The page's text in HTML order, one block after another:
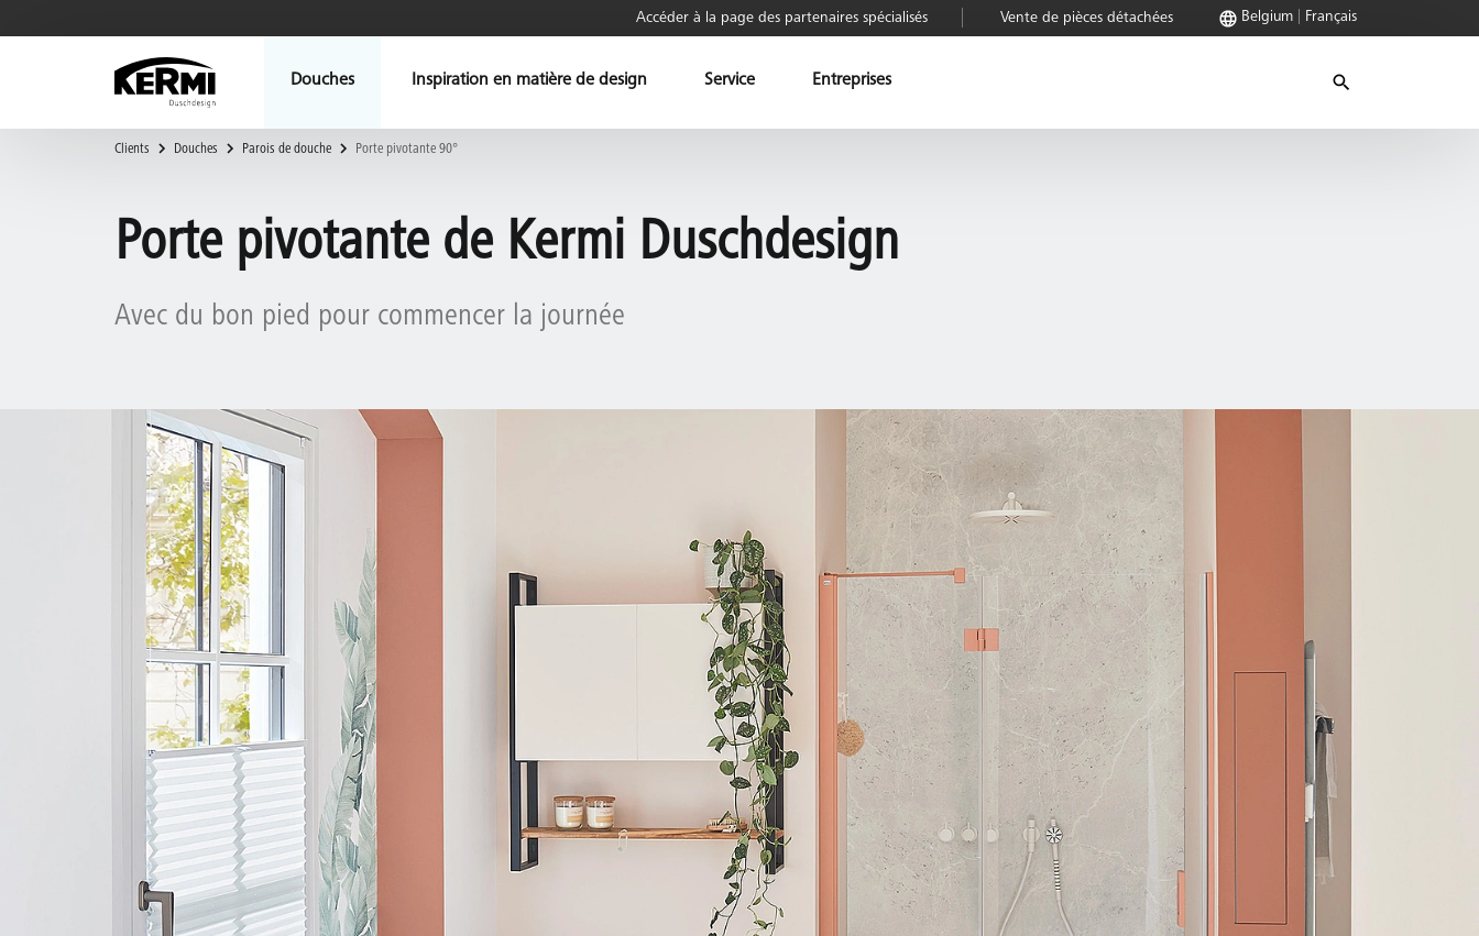
Accéder à la page des partenaires spécialisés Vente de pièces détachées Belgium Français
Douches Inspiration en matière de design Service Entreprises
Clients Douches Parois de douche Porte pivotante 90°
Porte pivotante de Kermi Duschdesign
Avec du bon pied pour commencer la journée